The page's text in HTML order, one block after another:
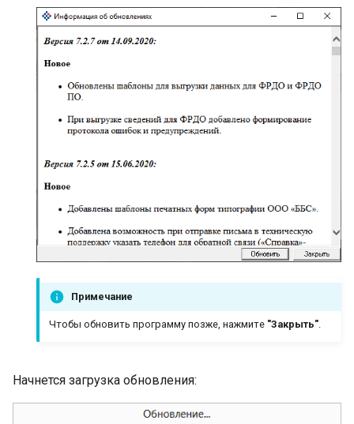
Примечание
Чтобы обновить программу позже, нажмите "Закрыть"
Начнется загрузка обновления: